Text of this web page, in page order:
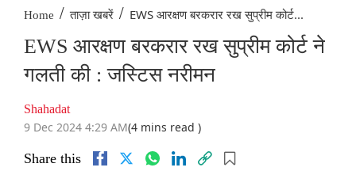
Home / ताज़ा खबरें / EWS आरक्षण बरकरार रख सुप्रीम कोर्ट...
EWS आरक्षण बरकरार रख सुप्रीम कोर्ट ने
गलती की : जस्टिस नरीमन
Shahadat
9 Dec 2024 4:29 AM(4 mins read )
Share this